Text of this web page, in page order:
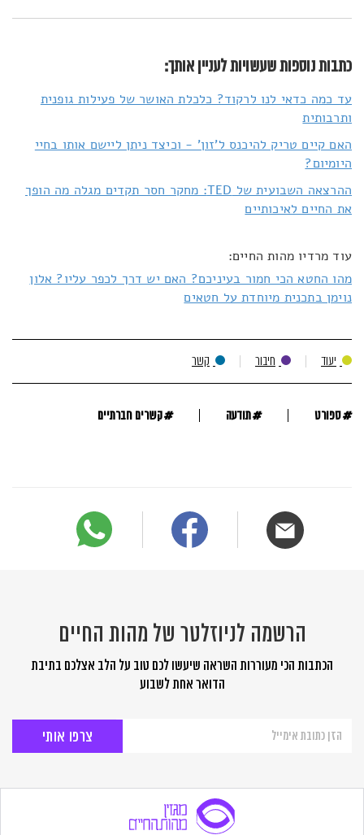
כתבות נוספות שעשויות לעניין אותך:
עד כמה כדאי לנו לרקוד? כלכלת האושר של פעילות גופנית
ותרבותית
האם קיים טריק להיכנס ל'זון' - וכיצד ניתן ליישם אותו בחיי
היומיום?
ההרצאה השבועית של TED: מחקר חסר תקדים מגלה מה הופך
את החיים לאיכותיים
עוד מרדיו מהות החיים:
מהו החטא הכי חמור בעיניכם? האם יש דרך לכפר עליו? אלון
נוימן בתכנית מיוחדת על חטאים
יעוד חיבור קשר
#ספורט #תודעה #קשרים חברתיים
הרשמה לניוזלטר של מהות החיים
הכתבות הכי מעוררות השראה שיעשו לכם טוב על הלב אצלכם בתיבת
הדואר אחת לשבוע
לניוזלטר
החיים